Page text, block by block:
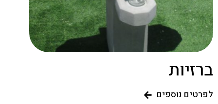
ברזיות
לפרטים נוספים